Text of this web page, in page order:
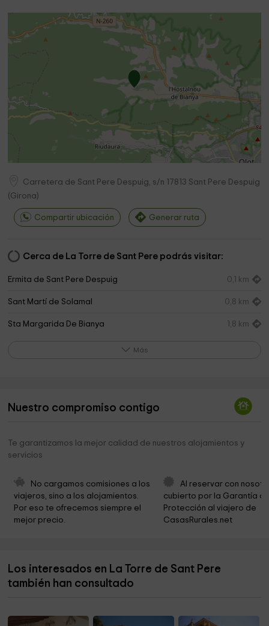
Carretera de Sant Pere Despuig, s/n 17813 Sant Pere Despuig
(Girona)
Compartir ubicación Generar ruta
Cerca de La Torre de Sant Pere podrás visitar:
Ermita de Sant Pere Despuig 0,1 km
Sant Martí de Solamal 0,8 km
Sta Margarida De Bianya 1,8 km
Iglesia de Sant Miquel del Mont
riudaura civill center 3,1 km
Ermita De Sant Marti Del Clot
Parc de carreteres de la Vall de Bianya
Iglesia de Sant Andreu del Coll
Sant Martí de Capsec 4,5 km
ST. Joan dels Balbs
Más
Nuestro compromiso contigo
Te garantizamos la mejor calidad de nuestros alojamientos y
servicios
No cargamos comisiones a los
viajeros, sino a los alojamientos.
Por eso te ofrecemos siempre el
mejor precio.
Al reservar con
cubierto por la Garantía
Protección al viajero de
CasasRurales.net
Los interesados en La Torre de Sant Pere
también han consultado